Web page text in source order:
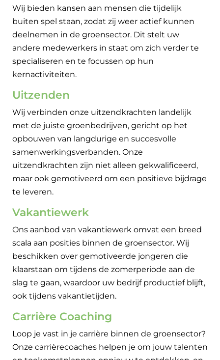
Wij bieden kansen aan mensen die tijdelijk
buiten spel staan, zodat zij weer actief kunnen
deelnemen in de groensector. Dit stelt uw
andere medewerkers in staat om zich verder te
specialiseren en te focussen op hun
kernactiviteiten.
Uitzenden
Wij verbinden onze uitzendkrachten landelijk
met de juiste groenbedrijven, gericht op het
opbouwen van langdurige en succesvolle
samenwerkingsverbanden. Onze
uitzendkrachten zijn niet alleen gekwalificeerd,
maar ook gemotiveerd om een positieve bijdrage
te leveren.
Vakantiewerk
Ons aanbod van vakantiewerk omvat een breed
scala aan posities binnen de groensector. Wij
beschikken over gemotiveerde jongeren die
klaarstaan om tijdens de zomerperiode aan de
slag te gaan, waardoor uw bedrijf productief blijft,
ook tijdens vakantietijden.
Carrière Coaching
Loop je vast in je carrière binnen de groensector?
Onze carrièrecoaches helpen je om jouw talenten